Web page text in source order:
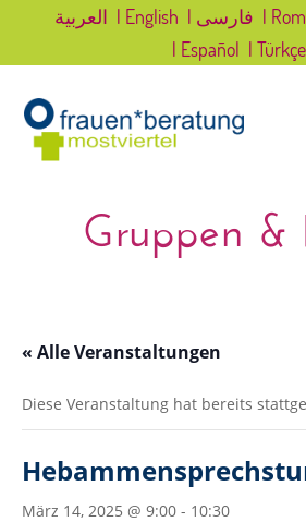
العربية | English | فارسی |
| Español | Türkçe
Gruppen &
« Alle Veranstaltungen
Diese Veranstaltung hat bereits
März 14, 2025 @ 9:00 - 10:30